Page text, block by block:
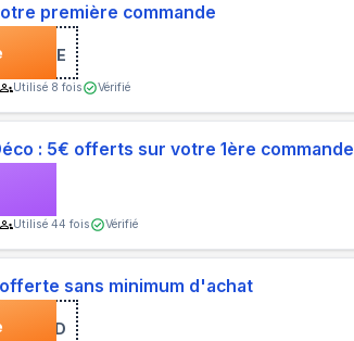
première commande
Utilisé 8 fois Vérifié
: 5€ offerts sur votre 1ère commande
Utilisé44 fois Vérifié
sans minimum d'achat